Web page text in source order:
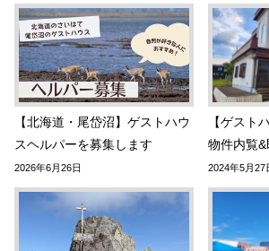
【北海道・尾岱沼】ゲストハウ
スヘルパーを募集します
2026年6月26日
【ゲスト
物件内覧&
2024年5月27